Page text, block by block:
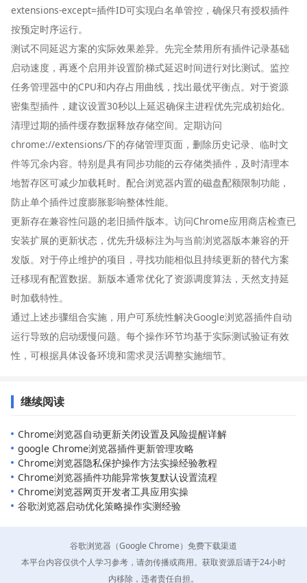
extensions-except=插件ID可实现白名单管控，确保只有授权插件
按预定时序运行。
测试不同延迟方案的实际效果差异。先完全禁用所有插件记录基础
启动速度，再逐个启用并设置阶梯式延迟时间进行对比测试。监控
任务管理器中的CPU和内存占用曲线，找出最优平衡点。对于资源
密集型插件，建议设置30秒以上延迟确保主进程优先完成初始化。
清理过期的插件缓存数据释放存储空间。定期访问
chrome://extensions/下的存储管理页面，删除历史记录、临时文
件等冗余内容。特别是具有同步功能的云存储类插件，及时清理本
地暂存区可减少加载耗时。配合浏览器内置的磁盘配额限制功能，
防止单个插件过度膨胀影响整体性能。
更新存在兼容性问题的老旧插件版本。访问Chrome应用商店检查已
安装扩展的更新状态，优先升级标注为与当前浏览器版本兼容的开
发版。对于停止维护的项目，寻找功能相似且持续更新的替代方案
迁移现有配置数据。新版本通常优化了资源调度算法，天然支持延
时加载特性。
通过上述步骤组合实施，用户可系统性解决Google浏览器插件自动
运行导致的启动缓慢问题。每个操作环节均基于实际测试验证有效
性，可根据具体设备环境和需求灵活调整实施细节。
继续阅读
Chrome浏览器自动更新关闭设置及风险提醒详解
google Chrome浏览器插件更新管理攻略
Chrome浏览器隐私保护操作方法实操经验教程
Chrome浏览器插件功能异常恢复默认设置流程
Chrome浏览器网页开发者工具应用实操
谷歌浏览器启动优化策略操作实测经验
谷歌浏览器（Google Chrome）免费下载渠道
本平台内容仅供个人学习参考，请勿传播或商用。获取资源后请于24小时
内移除，违者责任自担。